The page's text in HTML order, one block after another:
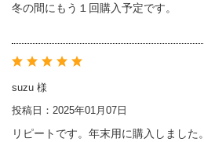
冬の間にもう１回購入予定です。
suzu 様
投稿日：2025年01月07日
リピートです。年末用に購入しました。